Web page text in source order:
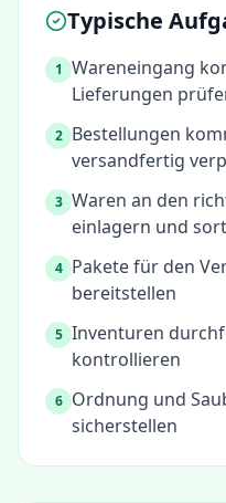
Typische
1 Wareneingang
Lieferungen
2 Bestellungen
versandfertig
3 Waren an den
einlagern und
4 Pakete für den
bereitstellen
5 Inventuren
kontrollieren
6 Ordnung und
sicherstellen